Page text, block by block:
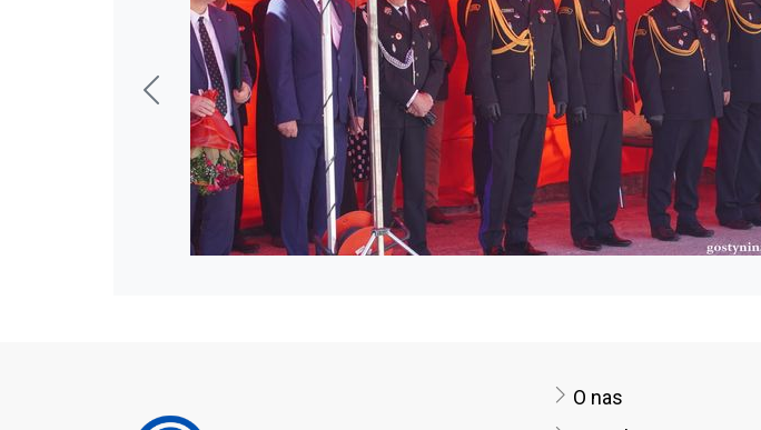
O nas